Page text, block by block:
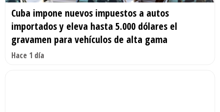
Cuba impone nuevos impuestos a autos
importados y eleva hasta 5.000 dólares el
gravamen para vehículos de alta gama
Hace 1 día